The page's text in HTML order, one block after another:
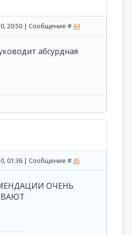
20:50 | Сообщение #44
абсурдная
01:36 | Сообщение #45
ОЧЕНЬ